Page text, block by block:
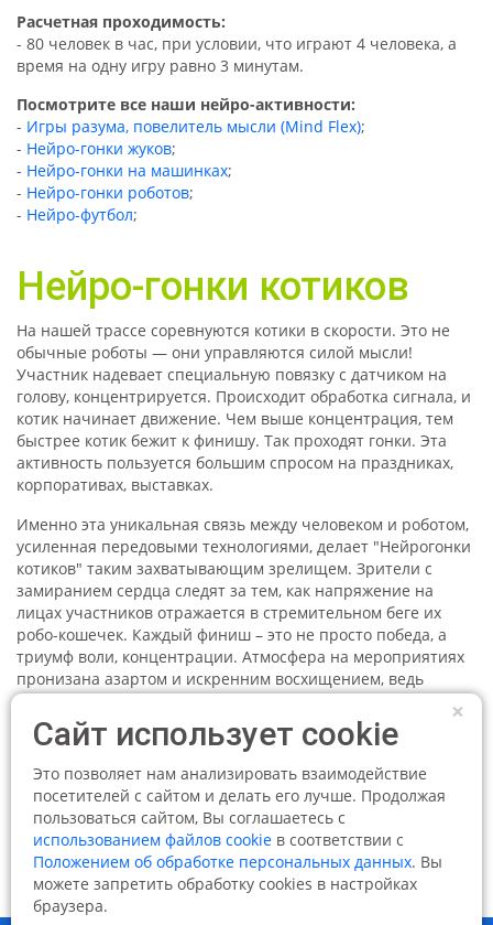
Расчетная проходимость:
- 80 человек в час, при условии, что играют 4 человека, а
время на одну игру равно 3 минутам.
Посмотрите все наши нейро-активности:
- Игры разума, повелитель мысли (Mind Flex);
- Нейро-гонки жуков;
- Нейро-гонки на машинках;
- Нейро-гонки роботов;
- Нейро-футбол;
Нейро-гонки котиков
На нашей трассе соревнуются котики в скорости. Это не
обычные роботы — они управляются силой мысли!
Участник надевает специальную повязку с датчиком на
голову, концентрируется. Происходит обработка сигнала, и
котик начинает движение. Чем выше концентрация, тем
быстрее котик бежит к финишу. Так проходят гонки. Эта
активность пользуется большим спросом на праздниках,
корпоративах, выставках.
Именно эта уникальная связь между человеком и роботом,
усиленная передовыми технологиями, делает "Нейрогонки
котиков" таким захватывающим зрелищем. Зрители с
замиранием сердца следят за тем, как напряжение на
лицах участников отражается в стремительном беге их
робо-кошечек. Каждый финиш – это не просто победа, а
триумф воли, концентрации. Атмосфера на мероприятиях
пронизана азартом и искренним восхищением, ведь
наблюдать за тем, как робот реагирует на ментальные
импульсы, – это поистине завораживающее зрелище.
После каждого заезда участники делятся впечатлениями,
рассказывая о своих стратегиях и о том, как им удавалось
достичь максимальной синхронизации с их роботамии. Это
не просто развлечение, а возможность почувствовать себя
частью чего-то совершенно нового и удивительного, где
наука встречается с интуицией, а человеческий разум
обретает новое измерение взаимодействия с миром.
×
Сайт использует cookie
Это позволяет нам анализировать взаимодействие
посетителей с сайтом и делать его лучше. Продолжая
пользоваться сайтом, Вы соглашаетесь с
использованием файлов cookie в соответствии с
Положением об обработке персональных данных. Вы
можете запретить обработку cookies в настройках
браузера.